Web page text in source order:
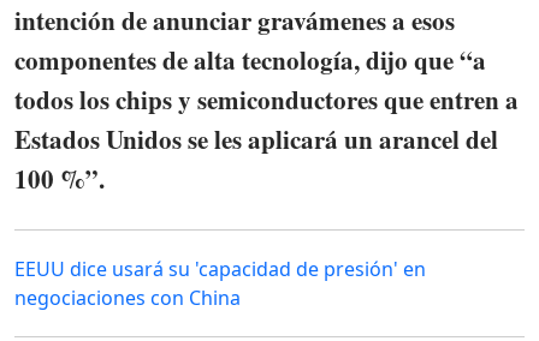
intención de anunciar gravámenes a esos
componentes de alta tecnología, dijo que “a
todos los chips y semiconductores que entren a
Estados Unidos se les aplicará un arancel del
100 %”.
EEUU dice usará su 'capacidad de presión' en
negociaciones con China